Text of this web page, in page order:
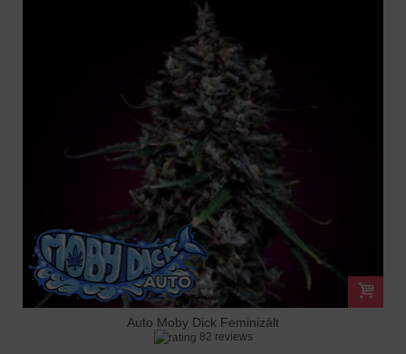
Auto Moby Dick Feminizált
82 reviews